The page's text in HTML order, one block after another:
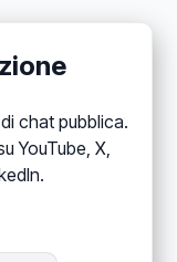
chat pubblica.
YouTube, X,